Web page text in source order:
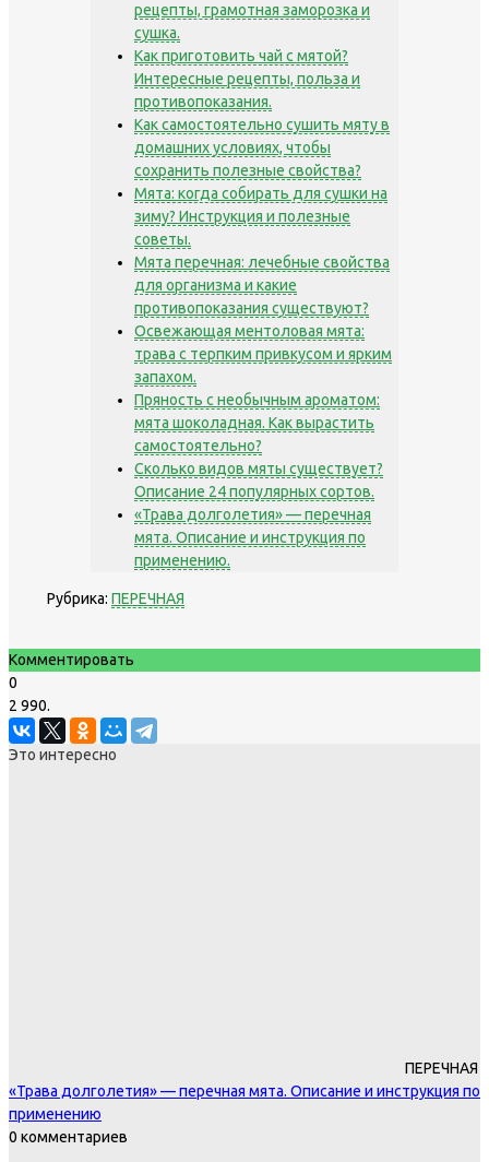
рецепты, грамотная заморозка и
сушка.
Как приготовить чай с мятой?
Интересные рецепты, польза и
противопоказания.
Как самостоятельно сушить мяту в
домашних условиях, чтобы
сохранить полезные свойства?
Мята: когда собирать для сушки на
зиму? Инструкция и полезные
советы.
Мята перечная: лечебные свойства
для организма и какие
противопоказания существуют?
Освежающая ментоловая мята:
трава с терпким привкусом и ярким
запахом.
Пряность с необычным ароматом:
мята шоколадная. Как вырастить
самостоятельно?
Сколько видов мяты существует?
Описание 24 популярных сортов.
«Трава долголетия» — перечная
мята. Описание и инструкция по
применению.
Рубрика: ПЕРЕЧНАЯ
Комментировать
0
2 990.
Это интересно
ПЕРЕЧНАЯ
«Трава долголетия» — перечная мята. Описание и инструкция по
применению
0 комментариев